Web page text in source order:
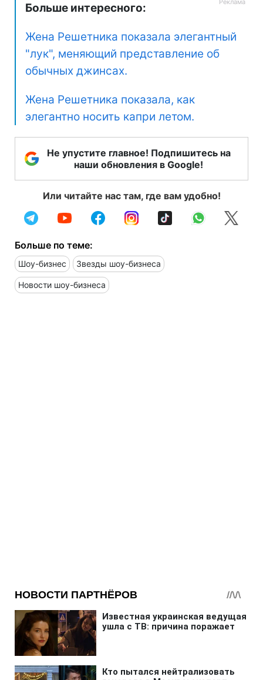
Больше интересного:
Жена Решетника показала элегантный
"лук", меняющий представление об
обычных джинсах.
Жена Решетника показала, как
элегантно носить капри летом.
Не упустите главное! Подпишитесь на
наши обновления в Google!
Или читайте нас там, где вам удобно!
Больше по теме:
Шоу-бизнес Звезды шоу-бизнеса
Новости шоу-бизнеса